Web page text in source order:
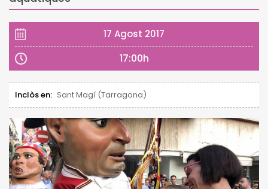
17 Agost 2017
17:00h
Inclòs en: Sant Magí (Tarragona)